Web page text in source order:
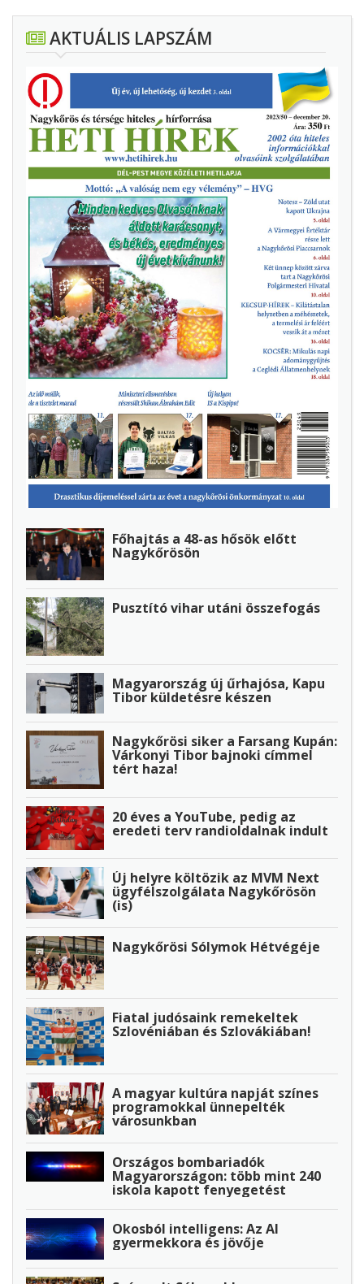
AKTUÁLIS LAPSZÁM
Főhajtás a 48-as hősök előtt
Nagykőrösön
Pusztító vihar utáni összefogás
Magyarország új űrhajósa, Kapu
Tibor küldetésre készen
Nagykőrösi siker a Farsang Kupán:
Várkonyi Tibor bajnoki címmel
tért haza!
20 éves a YouTube, pedig az
eredeti terv randioldalnak indult
Új helyre költözik az MVM Next
ügyfélszolgálata Nagykőrösön
(is)
Nagykőrösi Sólymok Hétvégéje
Fiatal judósaink remekeltek
Szlovéniában és Szlovákiában!
A magyar kultúra napját színes
programokkal ünnepelték
városunkban
Országos bombariadók
Magyarországon: több mint 240
iskola kapott fenyegetést
Okosból intelligens: Az AI
gyermekkora és jövője